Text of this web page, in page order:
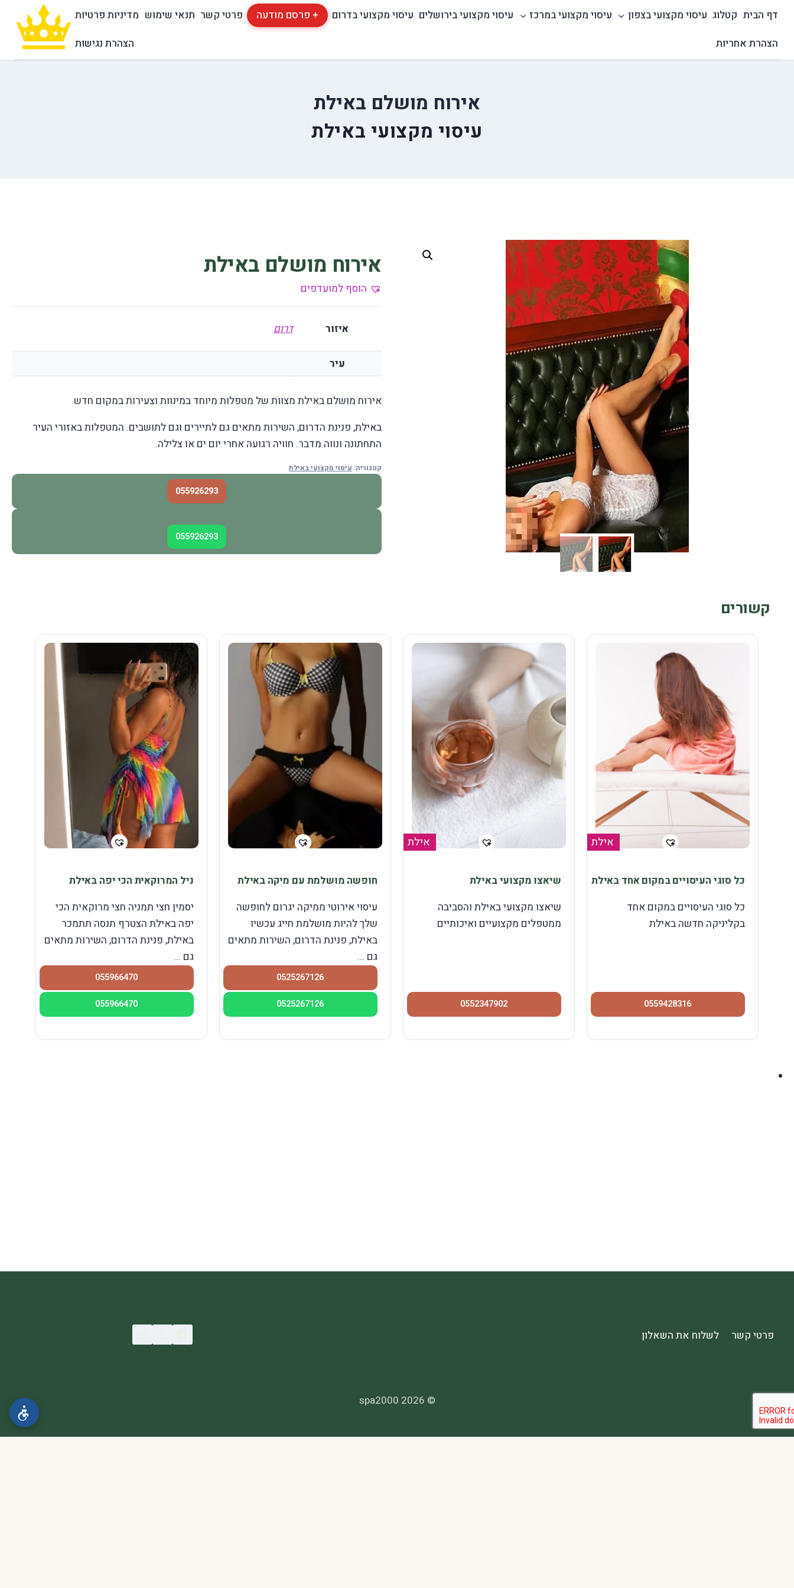
content
דף הבית קטלוג עיסוי מקצועי בצפון עיסוי מקצועי במרכז עיסוי מקצועי בירושלים עיסוי מקצועי בדרום + פרסם מודעה פרטי קשר תנאי שימוש מדיניות פרטיות
הצהרת אחריות
הצהרת נגישות
אירוח מושלם באילת
עיסוי מקצועי באילת
אירוח מושלם באילת
הוסף למועדפים
איזור דרום
עיר
אירוח מושלם באילת מצוות של מטפלות מיוחד במינוות וצעירות במקום חדש
באילת, פנינת הדרום, השירות מתאים גם לתיירים וגם לתושבים. המטפלות באזורי העיר
התחתונה ונווה מדבר. חוויה רגועה אחרי יום ים או צלילה.
קטגוריה: עיסוי מקצועי באילת
055926293
055926293
קשורים
אילת
כל סוגי העיסויים במקום אחד באילת
כל סוגי העיסויים במקום אחד
בקליניקה חדשה באילת
0559428316
אילת
שיאצו מקצועי באילת
שיאצו מקצועי באילת והסביבה
ממטפלים מקצועיים ואיכותיים
0552347902
חופשה מושלמת עם מיקה באילת
עיסוי אירוטי ממיקה יגרום לחופשה
שלך להיות מושלמת חייג עכשיו
באילת, פנינת הדרום, השירות מתאים
גם ...
0525267126
0525267126
ניל המרוקאית הכי יפה באילת
יסמין חצי תמניה חצי מרוקאית הכי
יפה באילת הצטרף תנסה תתמכר
באילת, פנינת הדרום, השירות מתאים
גם ...
055966470
055966470
פרטי קשר לשלוח את השאלון
© 2026 spa2000